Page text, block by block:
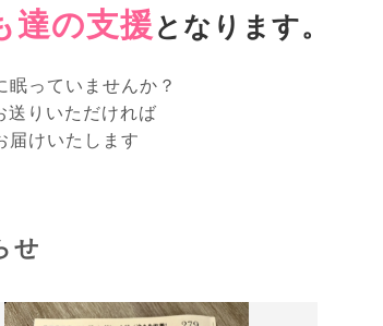
達の支援 となります。
眠っていませんか？
りいただければ
届けいたします
せ